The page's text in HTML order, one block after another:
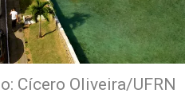
Cícero Oliveira/UFRN